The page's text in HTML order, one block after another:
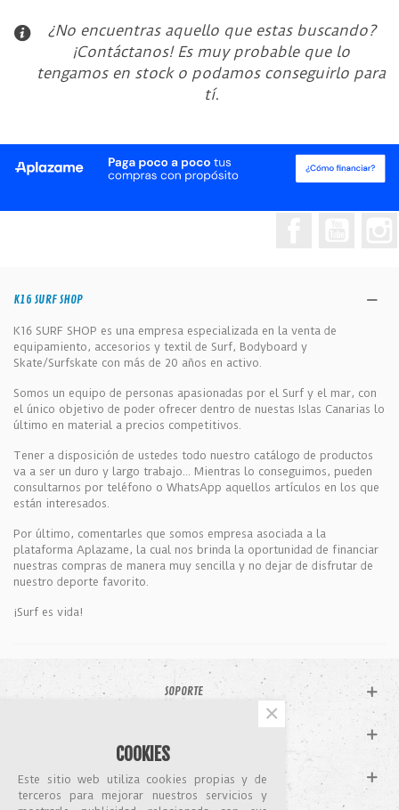
¿No encuentras aquello que estas buscando?
¡Contáctanos! Es muy probable que lo
tengamos en stock o podamos conseguirlo para
tí.
K16 SURF SHOP
K16 SURF SHOP es una empresa especializada en la venta de
equipamiento, accesorios y textil de Surf, Bodyboard y
Skate/Surfskate con más de 20 años en activo.
Somos un equipo de personas apasionadas por el Surf y el mar, con
el único objetivo de poder ofrecer dentro de nuestas Islas Canarias lo
último en material a precios competitivos.
Tener a disposición de ustedes todo nuestro catálogo de productos
va a ser un duro y largo trabajo... Mientras lo conseguimos, pueden
consultarnos por teléfono o WhatsApp aquellos artículos en los que
están interesados.
Por último, comentarles que somos empresa asociada a la
plataforma Aplazame, la cual nos brinda la oportunidad de financiar
nuestras compras de manera muy sencilla y no dejar de disfrutar de
nuestro deporte favorito.
¡Surf es vida!
SOPORTE
MI CUENTA
COOKIES
Este sitio web utiliza cookies propias y de
terceros para mejorar nuestros servicios y
×